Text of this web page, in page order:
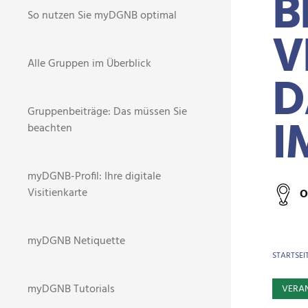
So nutzen Sie myDGNB optimal
Alle Gruppen im Überblick
Gruppenbeiträge: Das müssen Sie
beachten
myDGNB-Profil: Ihre digitale
Visitienkarte
myDGNB Netiquette
myDGNB Tutorials